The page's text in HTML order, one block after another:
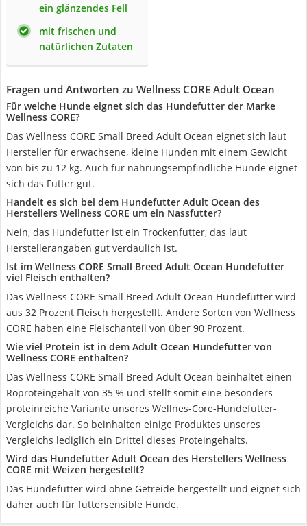
ein glänzendes Fell
mit frischen und
natürlichen Zutaten
Fragen und Antworten zu Wellness CORE Adult Ocean
Für welche Hunde eignet sich das Hundefutter der Marke
Wellness CORE?
Das Wellness CORE Small Breed Adult Ocean eignet sich laut
Hersteller für erwachsene, kleine Hunden mit einem Gewicht
von bis zu 12 kg. Auch für nahrungsempfindliche Hunde eignet
sich das Futter gut.
Handelt es sich bei dem Hundefutter Adult Ocean des
Herstellers Wellness CORE um ein Nassfutter?
Nein, das Hundefutter ist ein Trockenfutter, das laut
Herstellerangaben gut verdaulich ist.
Ist im Wellness CORE Small Breed Adult Ocean Hundefutter
viel Fleisch enthalten?
Das Wellness CORE Small Breed Adult Ocean Hundefutter wird
aus 32 Prozent Fleisch hergestellt. Andere Sorten von Wellness
CORE haben eine Fleischanteil von über 90 Prozent.
Wie viel Protein ist in dem Adult Ocean Hundefutter von
Wellness CORE enthalten?
Das Wellness CORE Small Breed Adult Ocean beinhaltet einen
Roproteingehalt von 35 % und stellt somit eine besonders
proteinreiche Variante unseres Wellnes-Core-Hundefutter-
Vergleichs dar. So beinhalten einige Produktes unseres
Vergleichs lediglich ein Drittel dieses Proteingehalts.
Wird das Hundefutter Adult Ocean des Herstellers Wellness
CORE mit Weizen hergestellt?
Das Hundefutter wird ohne Getreide hergestellt und eignet sich
daher auch für futtersensible Hunde.